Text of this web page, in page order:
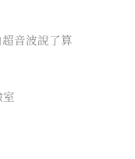
音波說了算